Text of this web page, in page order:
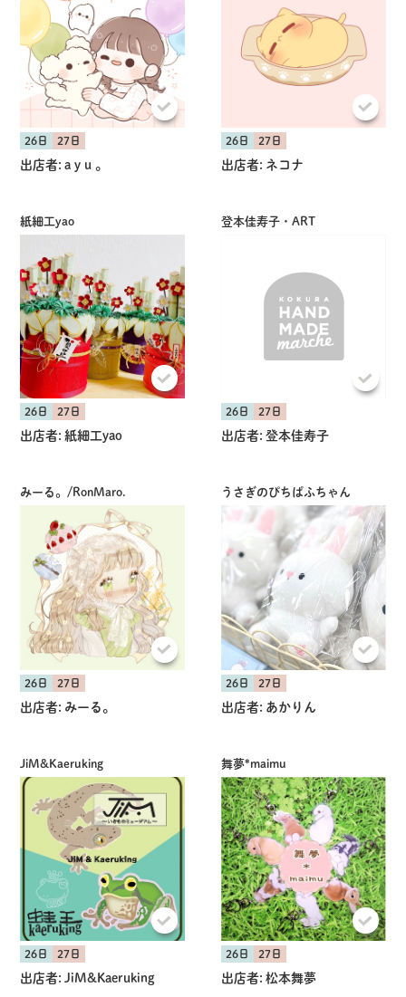
26日 27日
出店者: a y u 。
26日 27日
出店者: ネコナ
紙細工yao
26日 27日
出店者: 紙細工yao
登本佳寿子・ART
26日 27日
出店者: 登本佳寿子
みーる。/RonMaro.
26日 27日
出店者: みーる。
うさぎのぴちぱふちゃん
26日 27日
出店者: あかりん
JiM&Kaeruking
26日 27日
出店者: JiM&Kaeruking
舞夢*maimu
26日 27日
出店者: 松本舞夢
共有方法を選択